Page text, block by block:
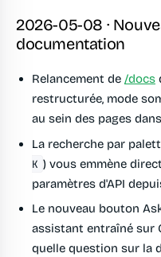
2026-05-08 ·
documentation
Relancement de /docs
restructurée, mode
au sein des pages
La recherche par
K ) vous emmène
paramètres d'API
Le nouveau bouton
assistant entraîné sur
quelle question sur la